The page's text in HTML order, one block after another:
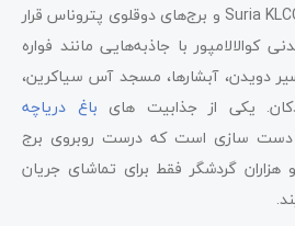
نزدیکی مرکز خرید معروف Suria KLCC و برج‌های دوقلوی پتروناس قرار
کوالالامپور با جاذبه‌هایی مانند فواره
دویدن، آبشارها، مسجد آس سیاکرین،
یکی از جذابیت های باغ دریاچه
دست سازی است که درست روبروی برج
گردشگر فقط برای تماشای جریان